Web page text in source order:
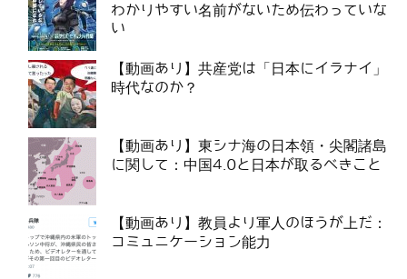
わかりやすい名前がないため伝わっていな
い
【動画あり】共産党は「日本にイラナイ」
時代なのか？
【動画あり】東シナ海の日本領・尖閣諸島
に関して：中国4.0と日本が取るべきこと
【動画あり】教員より軍人のほうが上だ：
コミュニケーション能力